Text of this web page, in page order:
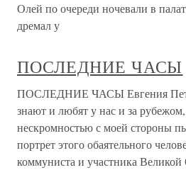
Олей по очереди ночевали в
дремал у
ПОСЛЕДНИЕ ЧАСЫ
ПОСЛЕДНИЕ ЧАСЫ Евгения
знают и любят у нас и за
нескромностью с моей стороны
портрет этого обаятельного
коммуниста и участника Великой